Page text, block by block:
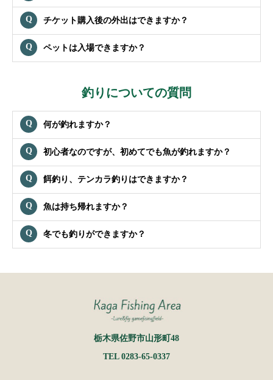
チケット購入後の外出はできますか？
ペットは入場できますか？
釣りについての質問
何が釣れますか？
初心者なのですが、初めてでも魚が釣れますか？
餌釣り、テンカラ釣りはできますか？
魚は持ち帰れますか？
冬でも釣りができますか？
栃木県佐野市山形町48
TEL 0283-65-0337